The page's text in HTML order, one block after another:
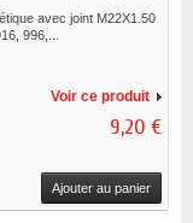
avec joint M22X1.50
996,...
Voir ce produit
9,20 €
Ajouter au panier